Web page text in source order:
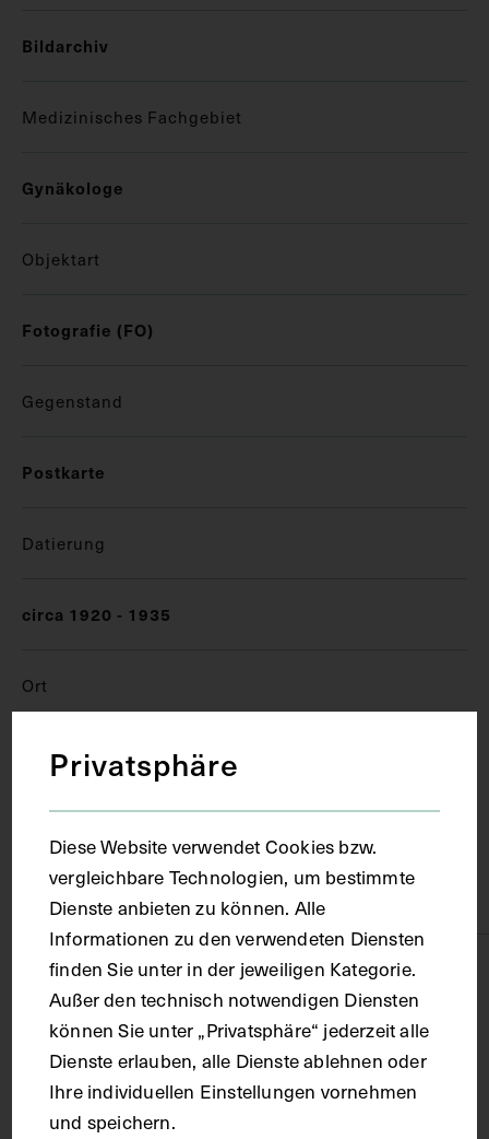
Bildarchiv
Medizinisches Fachgebiet
Gynäkologe
Objektart
Fotografie (FO)
Gegenstand
Postkarte
Datierung
circa 1920 - 1935
Ort
Wien
Papier
Technik
Fotografie
Privatsphäre
Diese Website verwendet Cookies bzw.
vergleichbare Technologien, um bestimmte
Dienste anbieten zu können. Alle
Informationen zu den verwendeten Diensten
finden Sie unter in der jeweiligen Kategorie.
Außer den technisch notwendigen Diensten
können Sie unter „Privatsphäre“ jederzeit alle
Dienste erlauben, alle Dienste ablehnen oder
Ihre individuellen Einstellungen vornehmen
und speichern.